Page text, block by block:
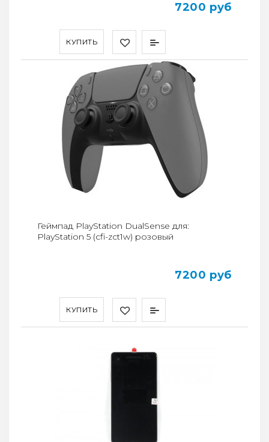
КУПИТЬ
7200 руб
КУПИТЬ
Геймпад PlayStation DualSense для:
PlayStation 5 (cfi-zct1w) розовый
7200 руб